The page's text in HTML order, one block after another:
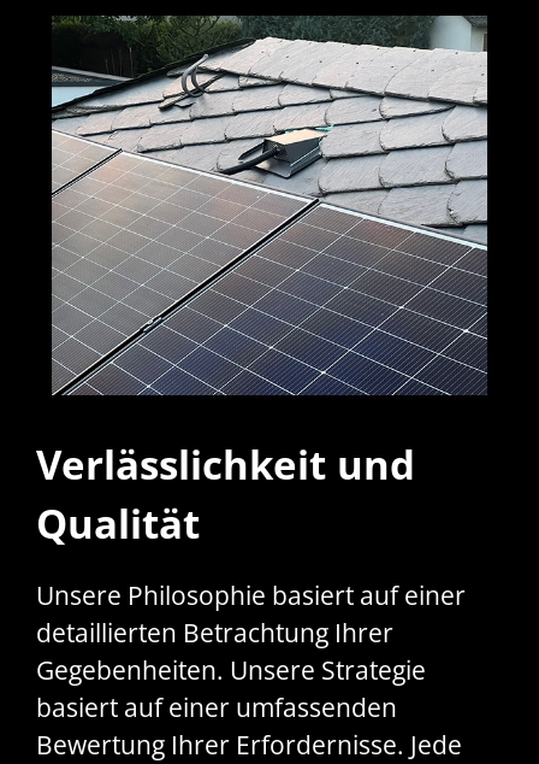
Verlässlichkeit und
Qualität
Unsere Philosophie basiert auf einer
detaillierten Betrachtung Ihrer
Gegebenheiten. Unsere Strategie
basiert auf einer umfassenden
Bewertung Ihrer Erfordernisse. Jede